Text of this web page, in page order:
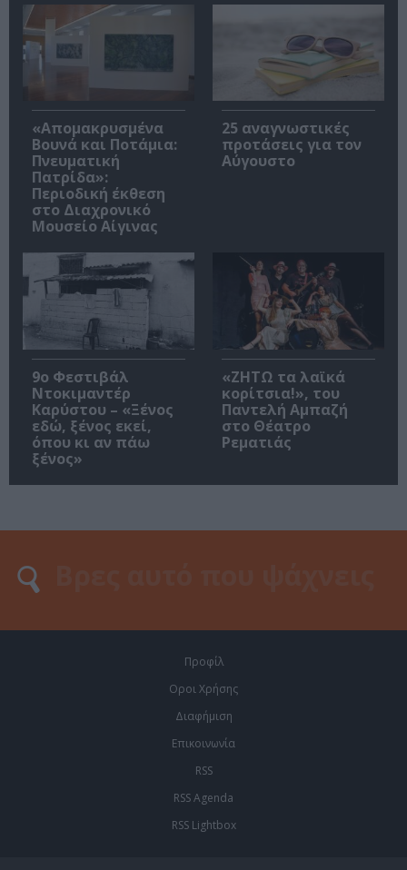
«Απομακρυσμένα
Βουνά και Ποτάμια:
Πνευματική
Πατρίδα»:
Περιοδική έκθεση
στο Διαχρονικό
Μουσείο Αίγινας
25 αναγνωστικές
προτάσεις για τον
Αύγουστο
9ο Φεστιβάλ
Ντοκιμαντέρ
Καρύστου – «Ξένος
εδώ, ξένος εκεί,
όπου κι αν πάω
ξένος»
«ΖΗΤΩ τα λαϊκά
κορίτσια!», του
Παντελή Αμπαζή
στο Θέατρο
Ρεματιάς
Προφίλ
Οροι Χρήσης
Διαφήμιση
Επικοινωνία
RSS
RSS Agenda
RSS Lightbox